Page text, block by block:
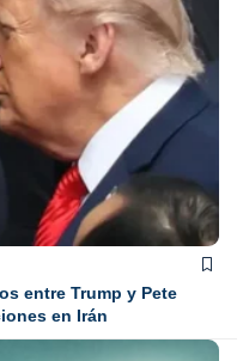
entre Trump y Pete
en Irán